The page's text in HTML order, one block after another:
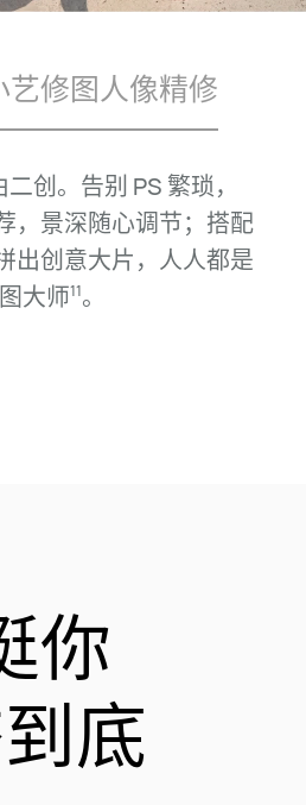
艺修图人像精修
创。告别 PS 繁琐，
景深随心调节； 搭配
出创意大片，人人都是
大⁠师⁠11。
你
底